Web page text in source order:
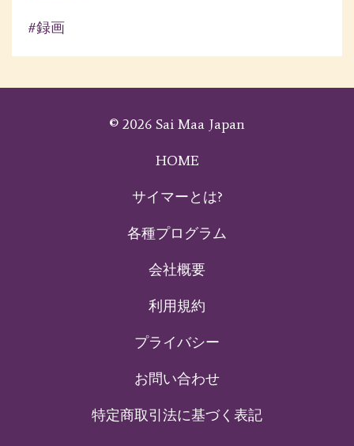
#録画
© 2026 Sai Maa Japan
HOME
サイマーとは?
各種プログラム
会社概要
利用規約
プライバシー
お問い合わせ
特定商取引法に基づく表記